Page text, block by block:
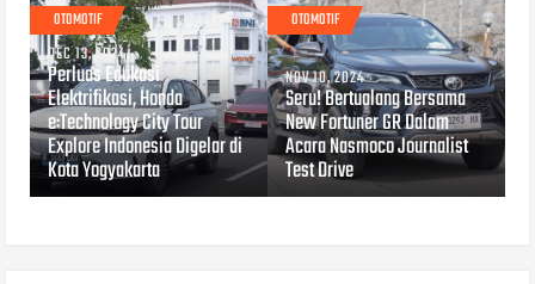
OTOMOTIF
DEC 13, 2024
Perluas Edukasi
Elektrifikasi, Honda
e:Technology City Tour
Explore Indonesia Digelar di
Kota Yogyakarta
OTOMOTIF
NOV 10, 2024
Seru! Bertualang Bersama
New Fortuner GR Dalam
Acara Nasmoco Journalist
Test Drive